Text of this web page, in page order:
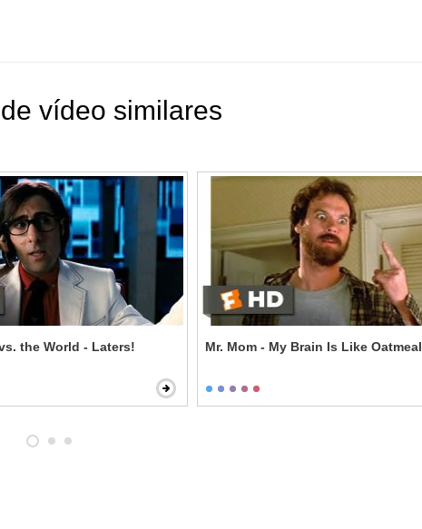
vídeo similares
the World - Laters! Mr. Mom - My Brain Is Like Oatmeal